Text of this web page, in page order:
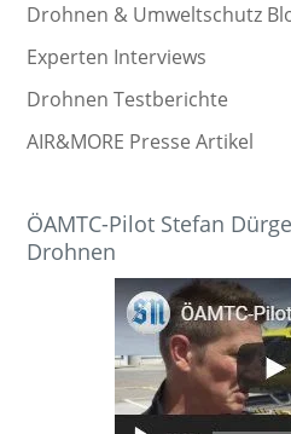
Drohnen & Umweltschutz
Experten Interviews
Drohnen Testberichte
AIR&MORE Presse Artikel
ÖAMTC-Pilot Stefan
Drohnen